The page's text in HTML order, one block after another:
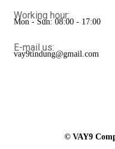
Working hour:
Mon - Sun: 08:00 - 17:00
E-mail us:
vay9tindung@gmail.com
© VAY9